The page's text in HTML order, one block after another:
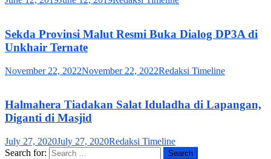
Sekda Provinsi Malut Resmi Buka Dialog DP3A di
Unkhair Ternate
November 22, 2022November 22, 2022Redaksi Timeline
Halmahera Tiadakan Salat Iduladha di Lapangan,
Diganti di Masjid
July 27, 2020July 27, 2020Redaksi Timeline
Search for: